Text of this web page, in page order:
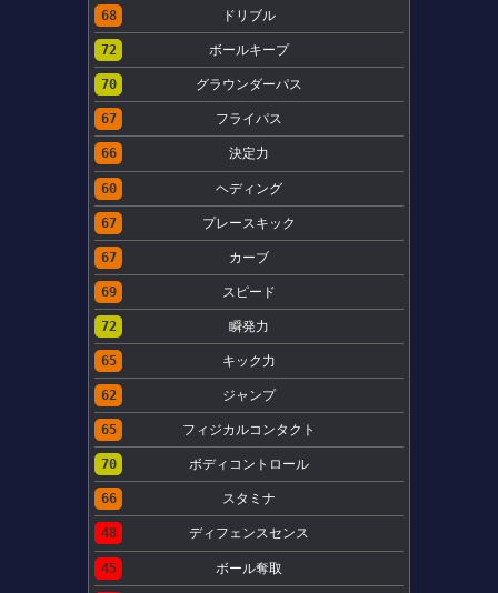
68 ドリブル
72 ボールキープ
70 グラウンダーパス
67 フライパス
66 決定力
60 ヘディング
67 プレースキック
67 カーブ
69 スピード
72 瞬発力
65 キック力
62 ジャンプ
65 フィジカルコンタクト
70 ボディコントロール
66 スタミナ
48 ディフェンスセンス
45 ボール奪取